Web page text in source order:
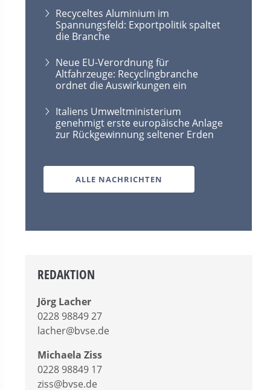
Recyceltes Aluminium im
Spannungsfeld: Exportpolitik spaltet
die Branche
Neue EU-Verordnung für
Altfahrzeuge: Recyclingbranche
ordnet die Auswirkungen ein
Italiens Umweltministerium
genehmigt erste europäische Anlage
zur Rückgewinnung seltener Erden
ALLE NACHRICHTEN
REDAKTION
Jörg Lacher
0228 98849 27
lacher@bvse.de
Michaela Ziss
0228 98849 17
ziss@bvse.de